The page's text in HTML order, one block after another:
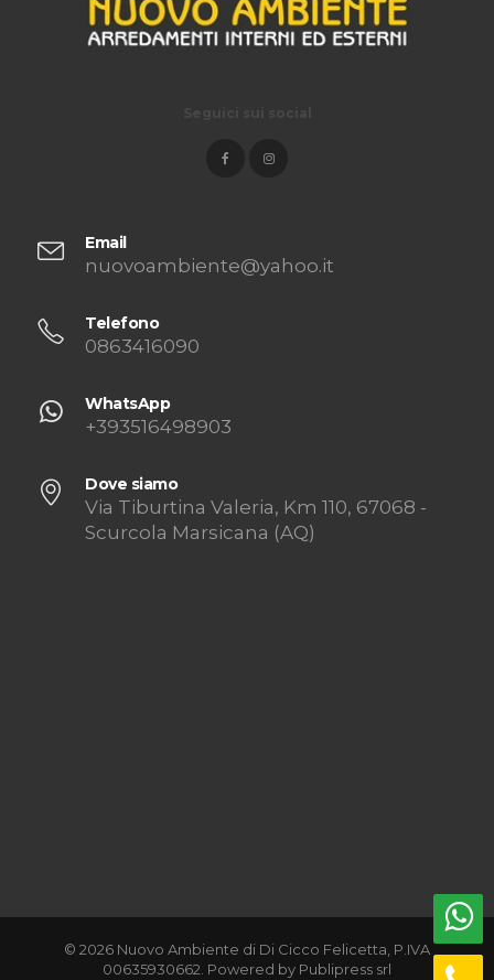
Email
nuovoambiente@yahoo.it
Telefono
0863416090
WhatsApp
+393516498903
Dove siamo
Via Tiburtina Valeria, Km 110, 67068 -
Scurcola Marsicana (AQ)
© 2026 Nuovo Ambiente di Di Cicco Felicetta, P.IVA
00635930662. Powered by Publipress srl